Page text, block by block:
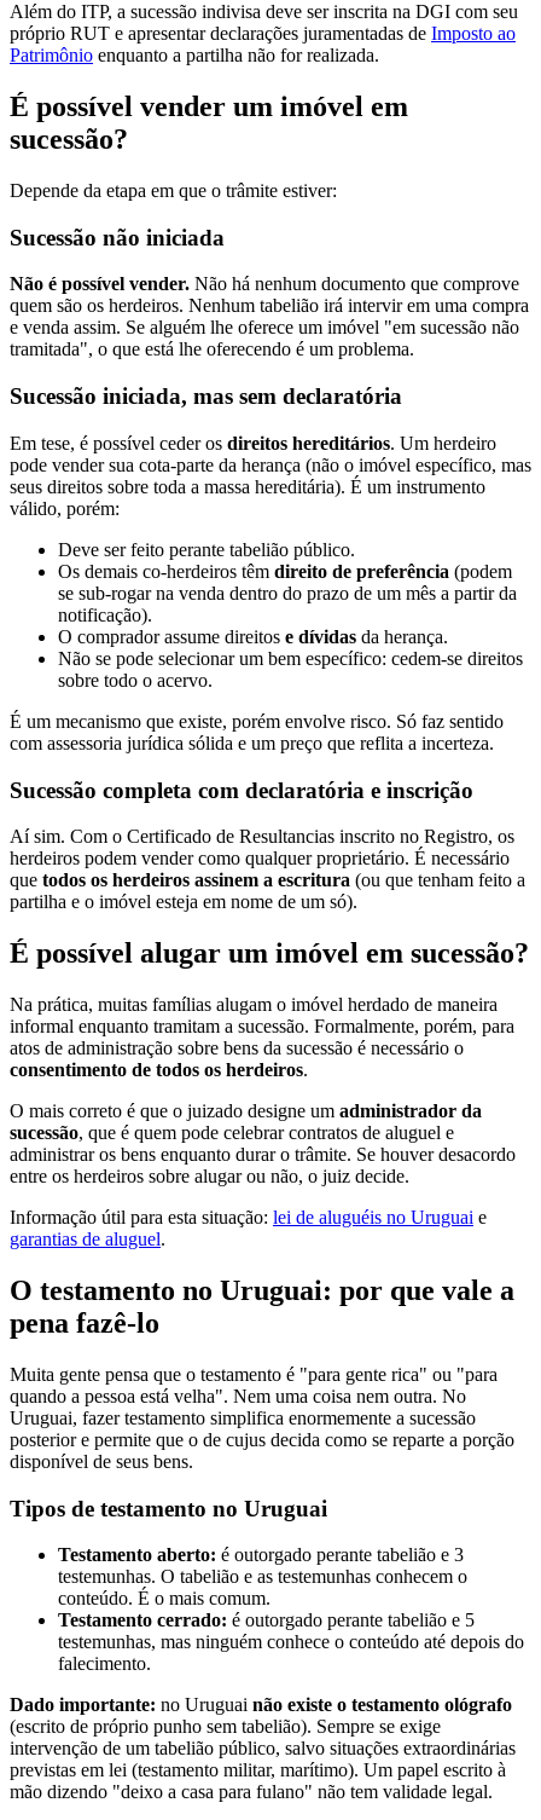
Além do ITP, a sucessão indivisa deve ser inscrita na DGI com seu
próprio RUT e apresentar declarações juramentadas de Imposto ao
Patrimônio enquanto a partilha não for realizada.
É possível vender um imóvel em
sucessão?
Depende da etapa em que o trâmite estiver:
Sucessão não iniciada
Não é possível vender. Não há nenhum documento que comprove
quem são os herdeiros. Nenhum tabelião irá intervir em uma compra
e venda assim. Se alguém lhe oferece um imóvel "em sucessão não
tramitada", o que está lhe oferecendo é um problema.
Sucessão iniciada, mas sem declaratória
Em tese, é possível ceder os direitos hereditários. Um herdeiro
pode vender sua cota-parte da herança (não o imóvel específico, mas
seus direitos sobre toda a massa hereditária). É um instrumento
válido, porém:
Deve ser feito perante tabelião público.
Os demais co-herdeiros têm direito de preferência (podem
se sub-rogar na venda dentro do prazo de um mês a partir da
notificação).
O comprador assume direitos e dívidas da herança.
Não se pode selecionar um bem específico: cedem-se direitos
sobre todo o acervo.
É um mecanismo que existe, porém envolve risco. Só faz sentido
com assessoria jurídica sólida e um preço que reflita a incerteza.
Sucessão completa com declaratória e inscrição
Aí sim. Com o Certificado de Resultancias inscrito no Registro, os
herdeiros podem vender como qualquer proprietário. É necessário
que todos os herdeiros assinem a escritura (ou que tenham feito a
partilha e o imóvel esteja em nome de um só).
É possível alugar um imóvel em sucessão?
Na prática, muitas famílias alugam o imóvel herdado de maneira
informal enquanto tramitam a sucessão. Formalmente, porém, para
atos de administração sobre bens da sucessão é necessário o
consentimento de todos os herdeiros.
O mais correto é que o juizado designe um administrador da
sucessão, que é quem pode celebrar contratos de aluguel e
administrar os bens enquanto durar o trâmite. Se houver desacordo
entre os herdeiros sobre alugar ou não, o juiz decide.
Informação útil para esta situação: lei de aluguéis no Uruguai e
garantias de aluguel.
O testamento no Uruguai: por que vale a
pena fazê-lo
Muita gente pensa que o testamento é "para gente rica" ou "para
quando a pessoa está velha". Nem uma coisa nem outra. No
Uruguai, fazer testamento simplifica enormemente a sucessão
posterior e permite que o de cujus decida como se reparte a porção
disponível de seus bens.
Tipos de testamento no Uruguai
Testamento aberto: é outorgado perante tabelião e 3
testemunhas. O tabelião e as testemunhas conhecem o
conteúdo. É o mais comum.
Testamento cerrado: é outorgado perante tabelião e 5
testemunhas, mas ninguém conhece o conteúdo até depois do
falecimento.
Dado importante: no Uruguai não existe o testamento ológrafo
(escrito de próprio punho sem tabelião). Sempre se exige
intervenção de um tabelião público, salvo situações extraordinárias
previstas em lei (testamento militar, marítimo). Um papel escrito à
mão dizendo "deixo a casa para fulano" não tem validade legal.